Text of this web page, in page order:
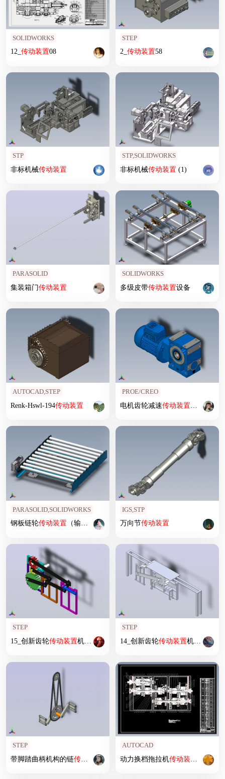
SOLIDWORKS
12_ 传动装置08
STEP
2_ 传动装置58
STP
非标机械传动装置
STP,SOLIDWORKS
非标机械传动装置(1)
PARASOLID
集装箱门传动装置
SOLIDWORKS
多级皮带传动装置设备
AUTOCAD,STEP
Renk-Hswl-194传动装置
PROE/CREO
电机齿轮减速传动装置（AsmPrt
PARASOLID,SOLIDWORKS
钢板链轮传动装置（输送机）
IGS,STP
万向节传动装置
STEP
15_创新齿轮传动装置机构2
STEP
14_创新齿轮传动装置机构1
STEP
带脚踏曲柄机构的链传动装置
AUTOCAD
动力换档拖拉机传动装置 设计